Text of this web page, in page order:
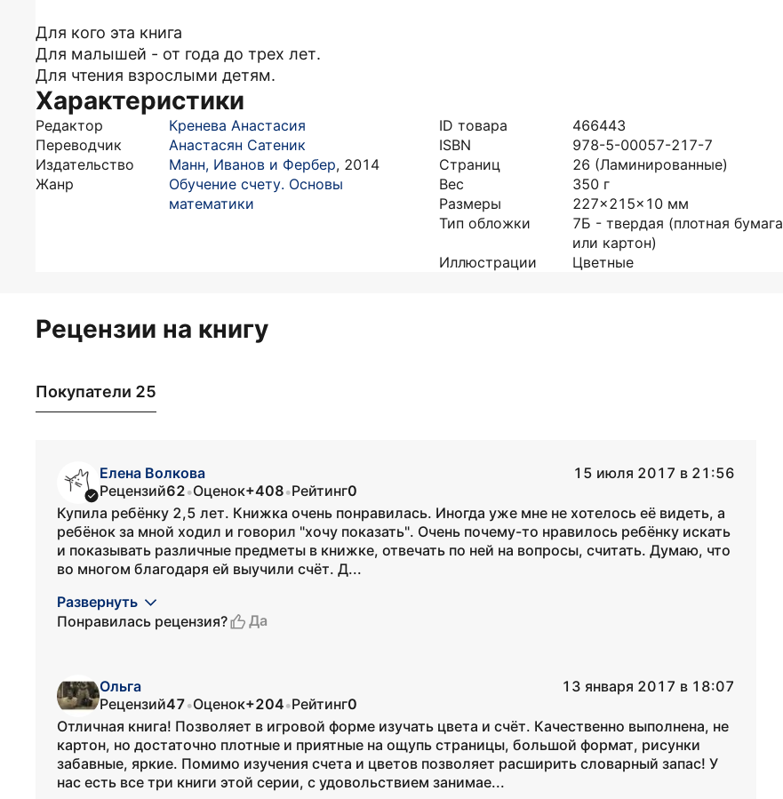
Для кого эта книга
Для малышей - от года до трех лет.
Для чтения взрослыми детям.
Характеристики
Редактор
Кренева Анастасия
Переводчик
Анастасян Сатеник
Издательство
Манн, Иванов и Фербер, 2014
Жанр
Обучение счету. Основы
математики
ID товара
466443
ISBN
978-5-00057-217-7
Страниц
26 (Ламинированные)
Вес
350 г
Размеры
227x215x10 мм
Тип обложки
7Б - твердая (плотная бумага
или картон)
Иллюстрации
Цветные
Рецензии на книгу
Покупатели 25
Елена Волкова
15 июля 2017 в 21:56
Рецензий62•Оценок+408•Рейтинг0
Купила ребёнку 2,5 лет. Книжка очень понравилась. Иногда уже мне не хотелось её видеть, а
ребёнок за мной ходил и говорил "хочу показать". Очень почему-то нравилось ребёнку искать
и показывать различные предметы в книжке, отвечать по ней на вопросы, считать. Думаю, что
во многом благодаря ей выучили счёт. Д...
Развернуть
Понравилась рецензия?
Да
Ольга
13 января 2017 в 18:07
Рецензий47•Оценок+204•Рейтинг0
Отличная книга! Позволяет в игровой форме изучать цвета и счёт. Качественно выполнена, не
картон, но достаточно плотные и приятные на ощупь страницы, большой формат, рисунки
забавные, яркие. Помимо изучения счета и цветов позволяет расширить словарный запас! У
нас есть все три книги этой серии, с удовольствием занимае...